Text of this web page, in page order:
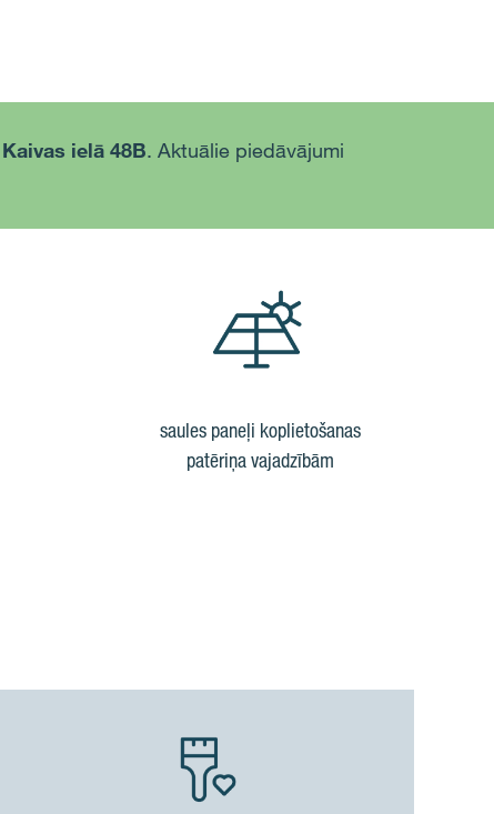
ielā 48B. Aktuālie piedāvājumi
saules paneļi koplietošanas
patēriņa vajadzībām